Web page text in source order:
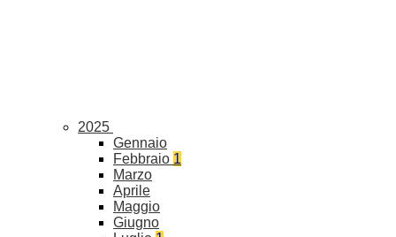
2025
Gennaio
Febbraio 1
Marzo
Aprile
Maggio
Giugno